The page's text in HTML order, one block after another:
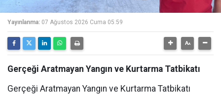
Yayınlanma: 07 Ağustos 2026 Cuma 05:59
Gerçeği Aratmayan Yangın ve Kurtarma Tatbikatı
Gerçeği Aratmayan Yangın ve Kurtarma Tatbikatı